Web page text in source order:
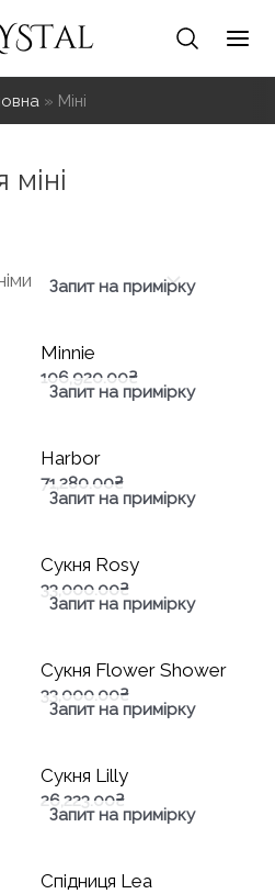
» Міні
міні
Запит на примірку
Minnie
106,920.00₴
Запит на примірку
Harbor
71,280.00₴
Запит на примірку
Сукня Rosy
33,000.00₴
Запит на примірку
Сукня Flower Shower
33,000.00₴
Запит на примірку
Сукня Lilly
26,223.00₴
Запит на примірку
Спідниця Lea